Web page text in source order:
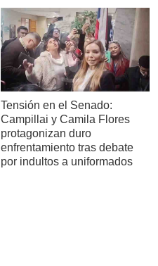
Tensión en el Senado:
Campillai y Camila Flores
protagonizan duro
enfrentamiento tras debate
por indultos a uniformados